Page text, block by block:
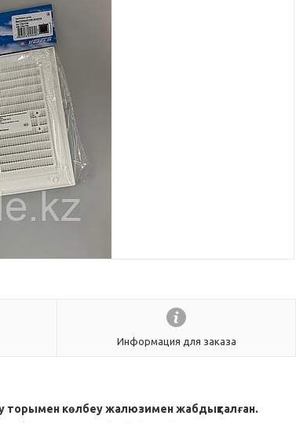
Информация для заказа
торымен көлбеу жалюзимен жабдықталған.